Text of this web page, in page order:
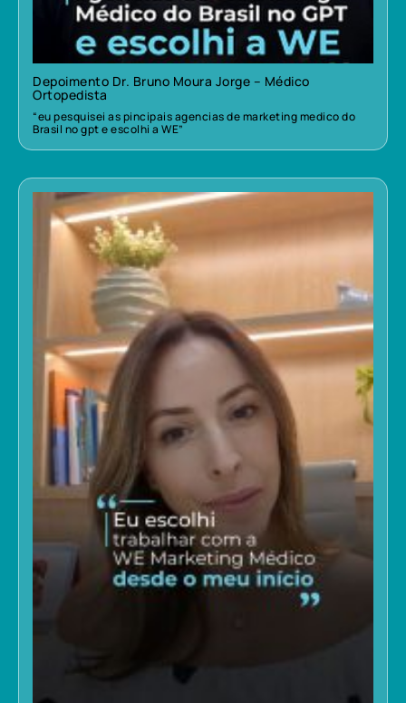
Depoimento Dr. Bruno Moura Jorge – Médico
Ortopedista
“eu pesquisei as pincipais agencias de marketing medico do
Brasil no gpt e escolhi a WE”